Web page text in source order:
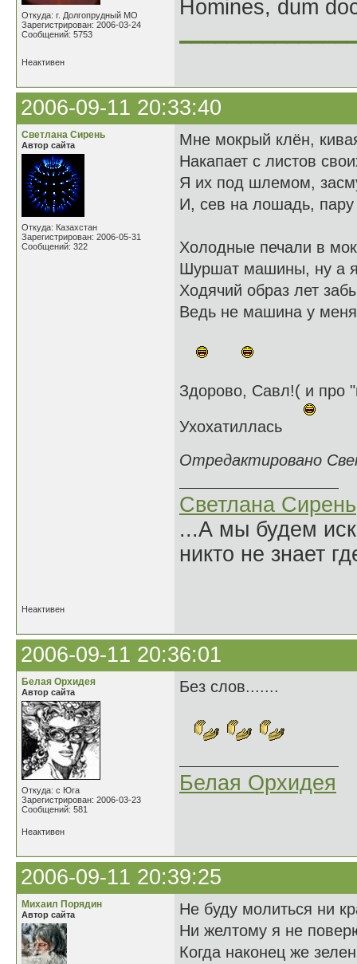
Откуда: г. Долгопрудный МО
Зарегистрирован: 2006-03-24
Сообщений: 5753
Homines, dum
Неактивен
2006-09-11 20:33:40
Светлана Сирень
Автор сайта
Откуда: Казахстан
Зарегистрирован: 2006-05-31
Сообщений: 322
Мне мокрый клён,
Накапает с листов
Я их под шлемом,
И, сев на лошадь, пару
Холодные печали в
Шуршат машины, ну а
Ходячий образ лет
Ведь не машина у
Здорово, Савл!( и про
Ухохатиллась
Отредактировано
Светлана Сирень
...А мы будем
никто не знает
Неактивен
2006-09-11 20:36:01
Белая Орхидея
Автор сайта
Откуда: с Юга
Зарегистрирован: 2006-03-23
Сообщений: 581
Без слов.......
Белая Орхидея
Неактивен
2006-09-11 20:39:25
Михаил Порядин
Автор сайта
Не буду молиться ни
Ни желтому я не
Когда наконец же